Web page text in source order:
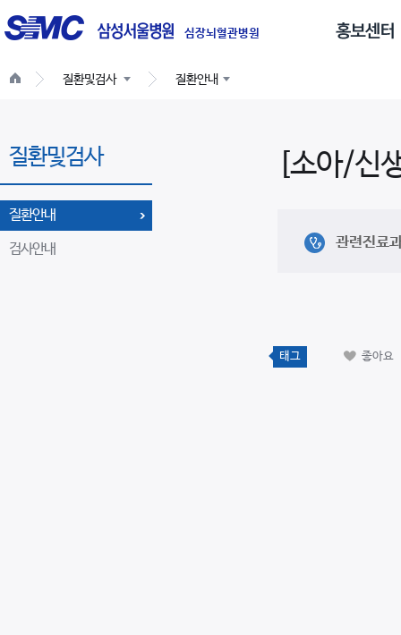
심장뇌혈관병원
글
로
네
이
션
질환및검사 질환안내
질환및검사
질환안내
검사안내
[소아/신
관련진료
태그 좋아요